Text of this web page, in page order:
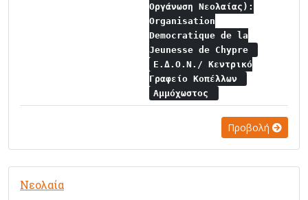
Οργάνωση Νεολαίας):
Organisation
Democratique de la
Jeunesse de Chypre
Ε.Δ.Ο.Ν./ Κεντρικό
Γραφείο Κοπέλλων
Αμμόχωστος
Προβολή
Νεολαία